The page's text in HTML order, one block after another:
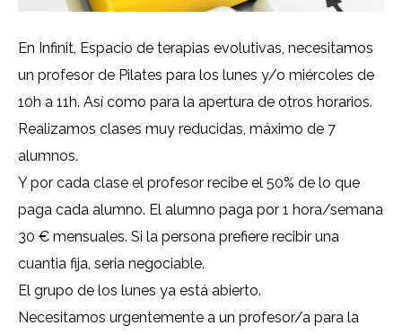
En Infinit, Espacio de terapias evolutivas, necesitamos
un profesor de Pilates para los lunes y/o miércoles de
10h a 11h. Así como para la apertura de otros horarios.
Realizamos clases muy reducidas, máximo de 7
alumnos.
Y por cada clase el profesor recibe el 50% de lo que
paga cada alumno. El alumno paga por 1 hora/semana
30 € mensuales. Si la persona prefiere recibir una
cuantia fija, seria negociable.
El grupo de los lunes ya está abierto.
Necesitamos urgentemente a un profesor/a para la